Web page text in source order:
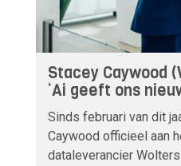
Stacey Caywood
‘Ai geeft ons
Sinds februari van dit
Caywood officieel aan
dataleverancier